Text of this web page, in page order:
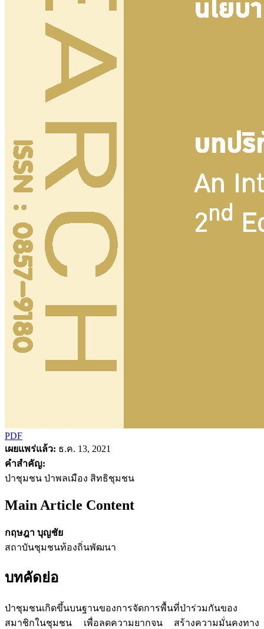
PDF
เผยแพร่แล้ว: ธ.ค. 13, 2021
คำสำคัญ:
ป่าชุมชน ป่าพลเมือง สิทธิชุมชน
Main Article Content
กฤษฎา บุญชัย
สถาบันชุมชนท้องถิ่นพัฒนา
บทคัดย่อ
ป่าชุมชนเกิดขึ้นบนฐานของการจัดการพื้นที่ป่าร่วมกันของ
สมาชิกในชุมชน เพื่อลดความยากจน สร้างความมั่นคงทาง